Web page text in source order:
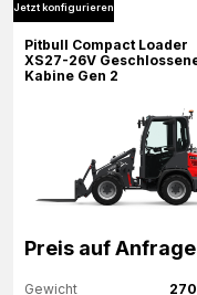
Mehr Informationen
Jetzt konfigurieren
Jetzt konfigurieren
Pitbull Compact Loader
XS27-26V
Kabine Gen 2
Preis auf Anfrage
Gewicht